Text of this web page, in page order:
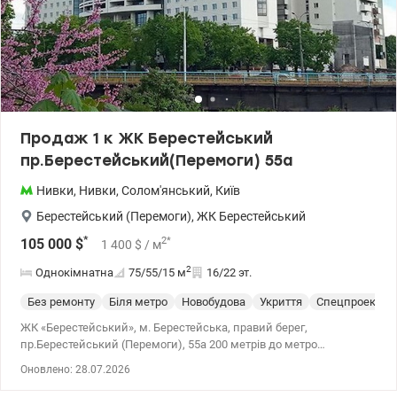
Продаж 1 к ЖК Берестейський
пр.Берестейський(Перемоги) 55а
Нивки, Нивки, Солом'янський, Київ
Берестейський (Перемоги), ЖК Берестейський
105 000 $* 1 400 $ / м2*
Однокімнатна 75/55/15 м2 16/22 эт.
Без ремонту Біля метро Новобудова Укриття Спецпроект
ЖК «Берестейський», м. Берестейська, правий берег,
пр.Берестейський (Перемоги), 55а 200 метрів до метро
Оновлено: 28.07.2026